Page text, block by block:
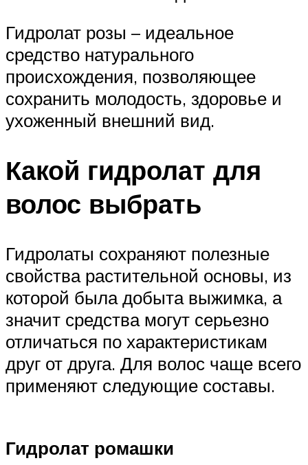
Гидролат розы – идеальное
средство натурального
происхождения, позволяющее
сохранить молодость, здоровье и
ухоженный внешний вид.
Какой гидролат для
волос выбрать
Гидролаты сохраняют полезные
свойства растительной основы, из
которой была добыта выжимка, а
значит средства могут серьезно
отличаться по характеристикам
друг от друга. Для волос чаще всего
применяют следующие составы.
Гидролат ромашки